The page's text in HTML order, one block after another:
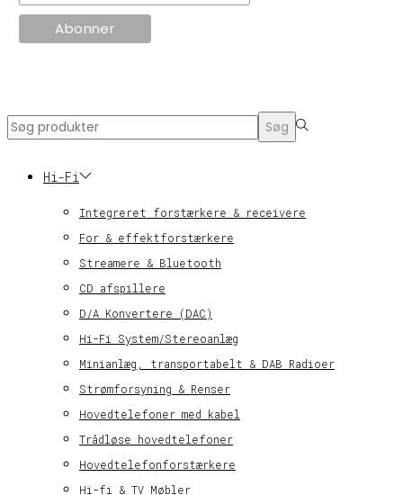
Search
Søg
Hi-Fi
Integreret forstærkere & receivere
For & effektforstærkere
Streamere & Bluetooth
CD afspillere
D/A Konvertere (DAC)
Hi-Fi System/Stereoanlæg
Minianlæg, transportabelt & DAB Radioer
Strømforsyning & Renser
Hovedtelefoner med kabel
Trådløse hovedtelefoner
Hovedtelefonforstærkere
Hi-fi & TV Møbler